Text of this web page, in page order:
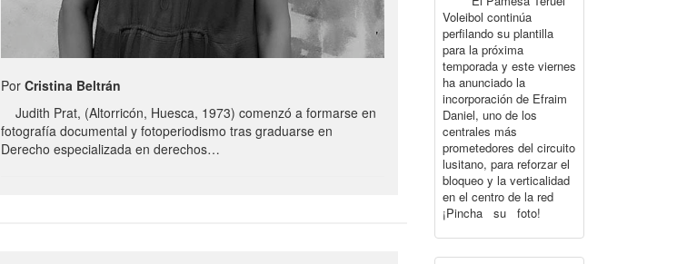
PorCristina Beltrán
Judith Prat, (Altorricón, Huesca, 1973) comenzó a formarse en
fotografía documental y fotoperiodismo tras graduarse en
Derecho especializada en derechos…
Voleibol continúa
perfilando su plantilla
para la próxima
temporada y este viernes
ha anunciado la
incorporación de Efraim
Daniel, uno de los
centrales más
prometedores del circuito
lusitano, para reforzar el
bloqueo y la verticalidad
en el centro de la red
¡Pincha su foto!